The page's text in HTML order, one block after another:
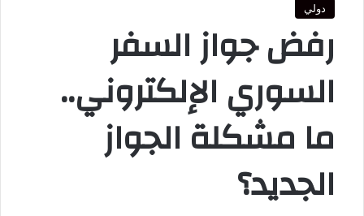
دولي
رفض جواز السفر
السوري الإلكتروني..
ما مشكلة الجواز
الجديد؟